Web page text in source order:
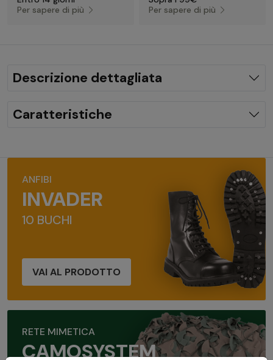
Per sapere di più
Per sapere di più
Descrizione dettagliata
Caratteristiche
ANFIBI
INVADER
10 BUCHI
VAI AL PRODOTTO
RETE MIMETICA
CAMOSYSTEM